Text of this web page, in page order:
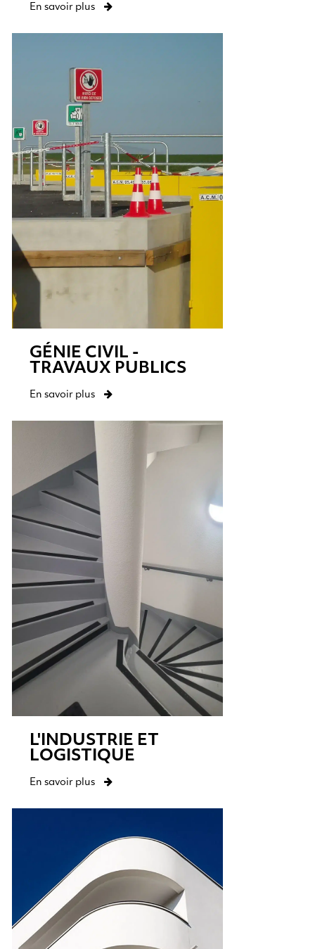
En savoir plus
GÉNIE CIVIL -
TRAVAUX PUBLICS
En savoir plus
L'INDUSTRIE ET
LOGISTIQUE
En savoir plus